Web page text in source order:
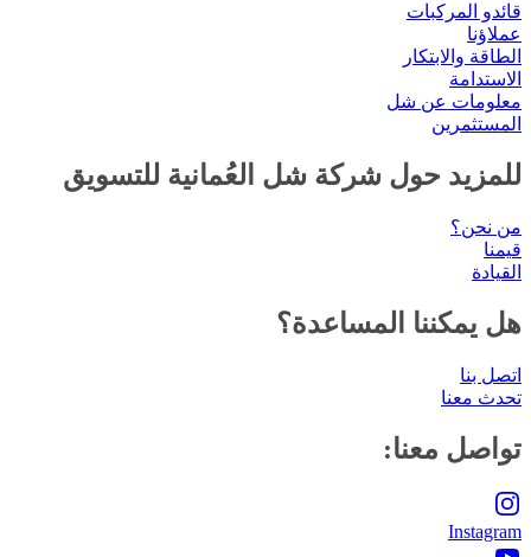
قائدو المركبات
عملاؤنا
الطاقة والابتكار
الاستدامة
معلومات عن شل
المستثمرين
للمزيد حول شركة شل العُمانية للتسويق
من نحن؟
قيمنا
القيادة
هل يمكننا المساعدة؟
اتصل بنا
تحدث معنا
تواصل معنا:
Instagram